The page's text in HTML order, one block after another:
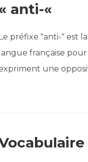
anti-«
préfixe "anti-" est
langue française
une